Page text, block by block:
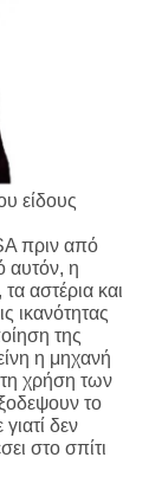
είδους
πριν από
αυτόν, η
αστέρια και
ικανότητας
της
η μηχανή
τη χρήση των
το
δεν
στο σπίτι